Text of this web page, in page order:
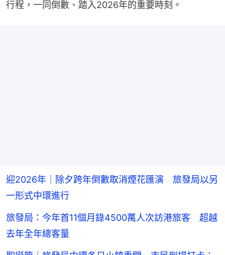
行程，一同倒數、踏入2026年的重要時刻。
迎2026年｜除夕跨年倒數取消煙花匯演 旅發局以另
一形式中環進行
旅發局：今年首11個月錄4500萬人次訪港旅客 超越
去年全年總客量